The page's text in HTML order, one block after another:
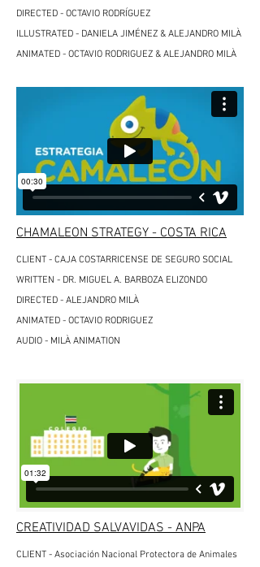
DIRECTED - OCTAVIO RODRÍGUEZ
ILLUSTRATED - DANIELA JIMÉNEZ & ALEJANDRO MILÀ
ANIMATED - OCTAVIO RODRIGUEZ & ALEJANDRO MILÀ
CHAMALEON STRATEGY - COSTA RICA
CLIENT - CAJA COSTARRICENSE DE SEGURO SOCIAL
WRITTEN - DR. MIGUEL A. BARBOZA ELIZONDO
DIRECTED - ALEJANDRO MILÀ
ANIMATED - OCTAVIO RODRIGUEZ
AUDIO - MILÀ ANIMATION
CREATIVIDAD SALVAVIDAS - ANPA
CLIENT - Asociación Nacional Protectora de Animales